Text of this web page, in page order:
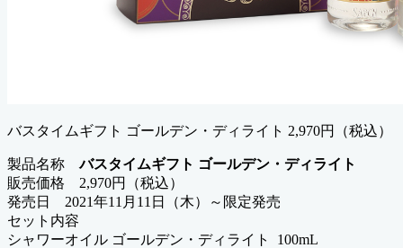
バスタイムギフト ゴールデン・ディライト 2,970円（税込）
製品名称バスタイムギフト ゴールデン・ディライト
販売価格 2,970円（税込）
発売日 2021年11月11日（木）～限定発売
セット内容
​シャワーオイル ゴールデン・ディライト 100mL